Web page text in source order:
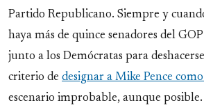
Partido Republicano. Siempre y
haya más de quince senadores del
junto a los Demócratas para
criterio de designar a Mike Pence
escenario improbable, aunque posible.